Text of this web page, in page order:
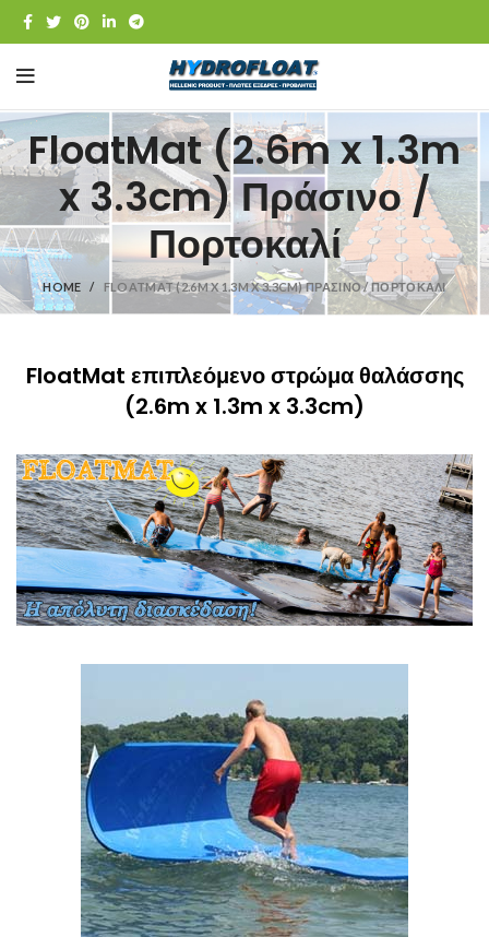
FloatMat (2.6m x 1.3m
x 3.3cm) Πράσινο /
Πορτοκαλί
HOME FLOATMAT (2.6M X 1.3M X 3.3CM) ΠΡΆΣΙΝΟ / ΠΟΡΤΟΚΑΛΊ
FloatMat επιπλεόμενο στρώμα θαλάσσης
(2.6m x 1.3m x 3.3cm)